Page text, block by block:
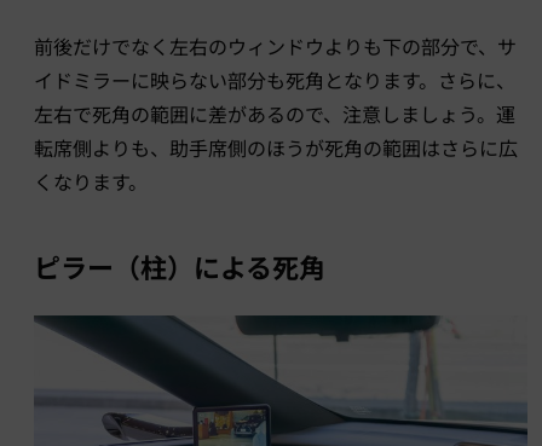
前後だけでなく左右のウィンドウよりも下の部分で、サ
イドミラーに映らない部分も死角となります。さらに、
左右で死角の範囲に差があるので、注意しましょう。運
転席側よりも、助手席側のほうが死角の範囲はさらに広
くなります。
ピラー（柱）による死角